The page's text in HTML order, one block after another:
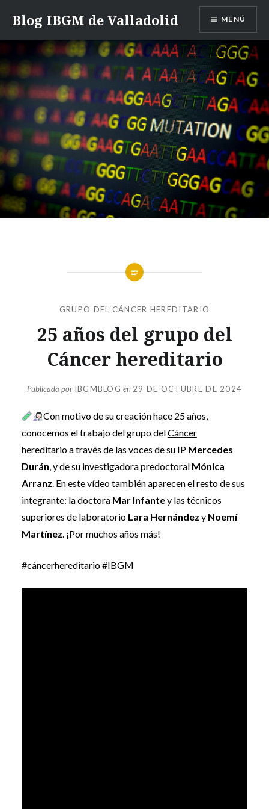
contenido
Blog IBGM de Valladolid MENÚ
GRUPO DEL CÁNCER HEREDITARIO
25 años del grupo del
Cáncer hereditario
Publicada por IBGMBLOG en 29 DE OCTUBRE DE 2024
Con motivo de su creación hace 25 años,
conocemos el trabajo del grupo delCáncer
hereditarioa través de las voces de su IP Mercedes
Durán, y de su investigadora predoctoral Mónica
Arranz. En este vídeo también aparecen el resto de sus
integrante: la doctora Mar Infantey las técnicos
superiores de laboratorio Lara Hernández y Noemí
Martínez. ¡Por muchos años más!
#cáncerhereditario #IBGM